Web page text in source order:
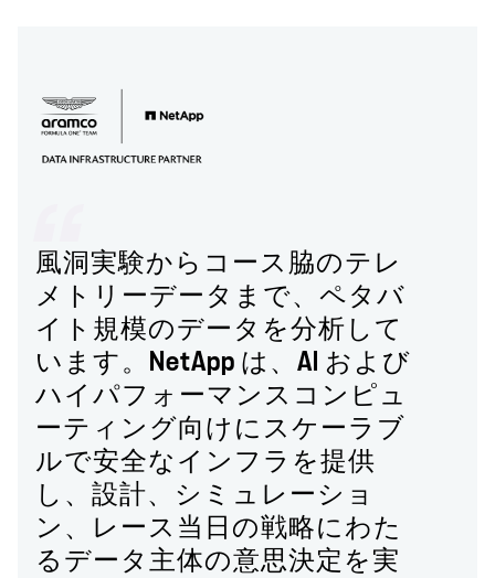
風洞実験からコース脇のテレ
メトリーデータまで、ペタバ
イト規模のデータを分析して
います。NetApp は、AI および
ハイパフォーマンスコンピュ
ーティング向けにスケーラブ
ルで安全なインフラを提供
し、設計、シミュレーショ
ン、レース当日の戦略にわた
るデータ主体の意思決定を実